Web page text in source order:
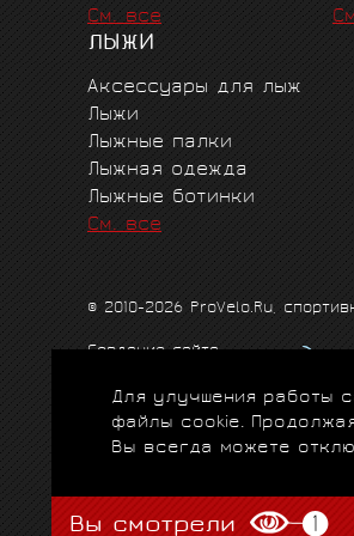
См. все
ЛЫЖИ
Аксессуары для лыж
Лыжи
Лыжные палки
Лыжная одежда
Лыжные ботинки
См. все
© 2010-2026 ProVelo.Ru,
Создание сайта
Схема проезда | Карта сайта |
Вы смотрели 1
Для улучшения работы
файлы cookie.
Вы всегда можете